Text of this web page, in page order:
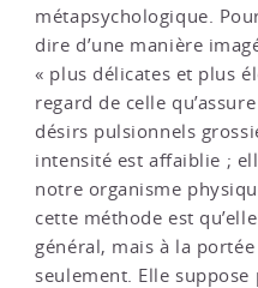
métapsychologique.
dire d’une manière
« plus délicates et plus
regard de celle
désirs pulsionnels
intensité est affaiblie ;
notre organisme
cette méthode est
général, mais à la
seulement. Elle suppose